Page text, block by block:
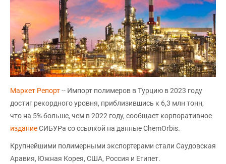
Маркет Репорт-- Импорт полимеров в Турцию в 2023 году
достиг рекордного уровня, приблизившись к 6,3 млн тонн,
что на 5% больше, чем в 2022 году, сообщает корпоративное
изданиеСИБУРа со ссылкой на данные ChemOrbis.
Крупнейшими полимерными экспортерами стали Саудовская
Аравия, Южная Корея, США, Россия и Египет.